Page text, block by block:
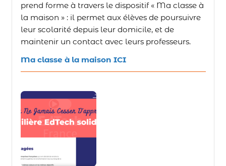
prend forme à travers le dispositif « Ma classe à
la maison » : il permet aux élèves de poursuivre
leur scolarité depuis leur domicile, et de
maintenir un contact avec leurs professeurs.
Ma classe à la maison ICI